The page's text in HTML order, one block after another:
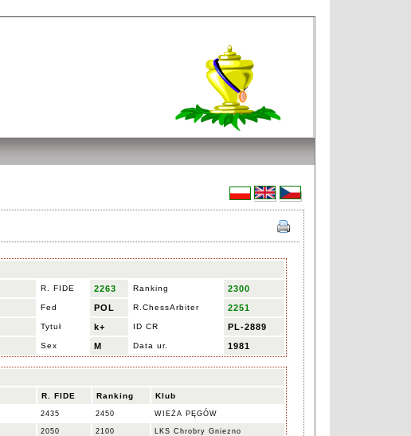
R. FIDE 2263 Ranking 2300
Fed POL R.ChessArbiter 2251
Tytuł k+ ID CR PL-2889
Sex M Data ur. 1981
R. FIDE Ranking Klub
2435 2450 WIEŻA PĘGÓW
2050 2100 LKS Chrobry Gniezno